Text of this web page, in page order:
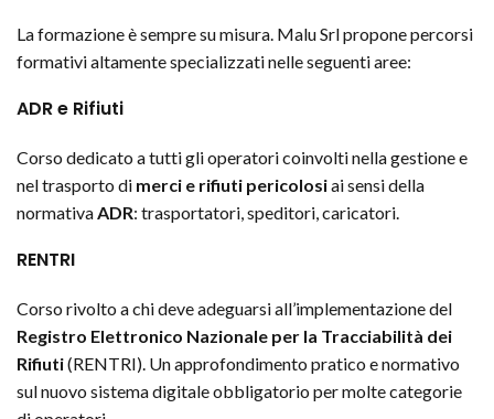
La formazione è sempre su misura. Malu Srl propone percorsi
formativi altamente specializzati nelle seguenti aree:
ADR e Rifiuti
Corso dedicato a tutti gli operatori coinvolti nella gestione e
nel trasporto di merci e rifiuti pericolosiai sensi della
normativaADR: trasportatori, speditori, caricatori.
RENTRI
Corso rivolto a chi deve adeguarsi all’implementazione del
Registro Elettronico Nazionale per la Tracciabilità dei
Rifiuti(RENTRI). Un approfondimento pratico e normativo
sul nuovo sistema digitale obbligatorio per molte categorie